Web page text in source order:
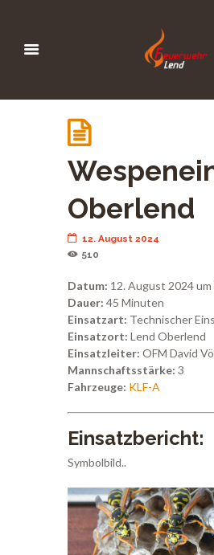
Oberlend
12. August 2024
510
Datum: 12. August 2024
Dauer: 45 Minuten
Einsatzart: Technischer
Einsatzort: Lend Oberlend
Einsatzleiter: OFM David
Mannschaftsstärke: 3
Fahrzeuge: KLF-A
Einsatzbericht:
Symbolbild..